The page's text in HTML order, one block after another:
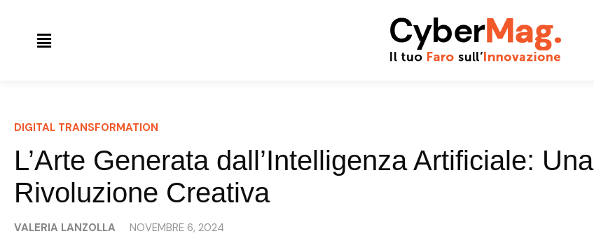
DIGITAL TRANSFORMATION
L’Arte Generata dall’Intelligenza Artificiale: Una
Rivoluzione Creativa
VALERIA LANZOLLA NOVEMBRE 6, 2024